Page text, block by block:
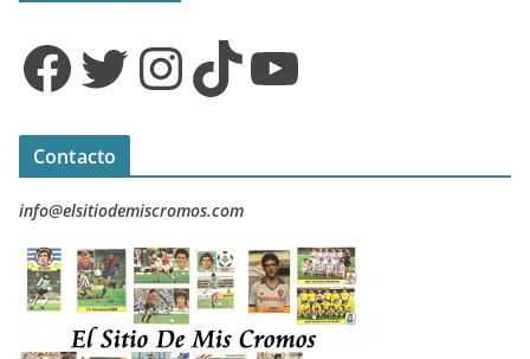
Facebook Twitter InstagramTikTok YouTube
Contacto
info@elsitiodemiscromos.com